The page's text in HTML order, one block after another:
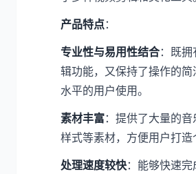
产品特点：
专业性与易用性结合：既
辑功能，又保持了操作的简
水平的用户使用。
素材丰富：提供了大量的
样式等素材，方便用户打造
处理速度较快：能够快速